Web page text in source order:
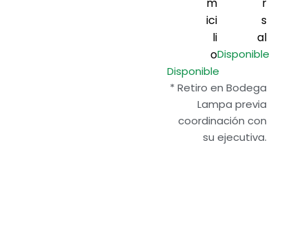
ici
li
o
Disponible
s
al
Disponible
* Retiro en Bodega
Lampa previa
coordinación con
su ejecutiva.